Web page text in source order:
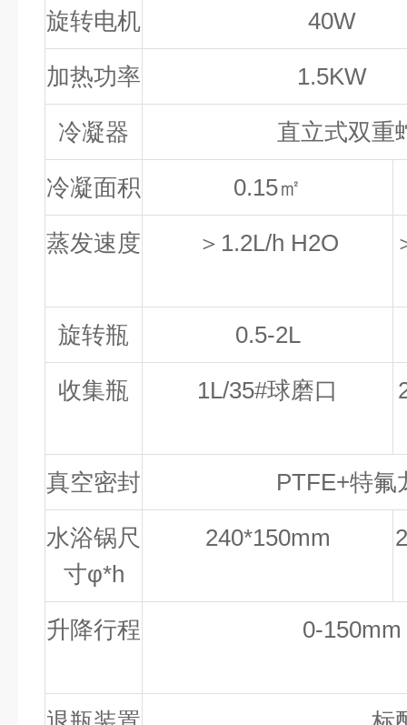
旋转电机 40W
加热功率 1.5KW
冷凝器 直立式双重
冷凝面积 0.15㎡
蒸发速度 ＞1.2L/h H2O
旋转瓶 0.5-2L
收集瓶 1L/35#球磨口
真空密封 PTFE+特氟
水浴锅尺
寸φ*h
240*150mm
升降行程 0-150mm